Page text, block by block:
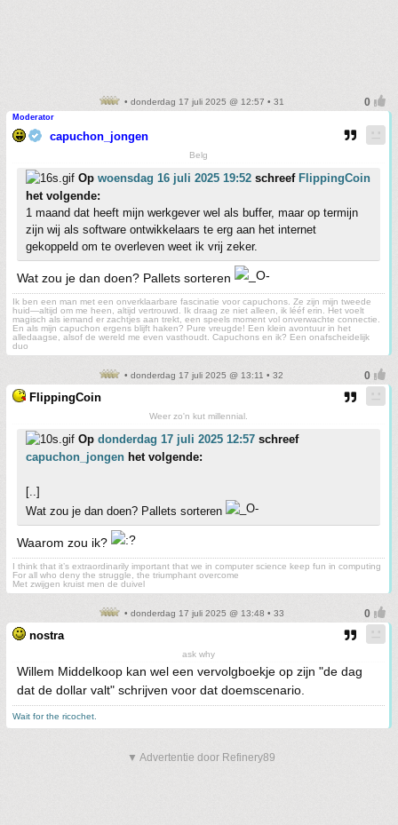
• donderdag 17 juli 2025 @ 12:57 • 31
Moderator
capuchon_jongen
Belg
Op woensdag 16 juli 2025 19:52 schreef FlippingCoin
het volgende:
1 maand dat heeft mijn werkgever wel als buffer, maar op termijn
zijn wij als software ontwikkelaars te erg aan het internet
gekoppeld om te overleven weet ik vrij zeker.
Wat zou je dan doen? Pallets sorteren
Ik ben een man met een onverklaarbare fascinatie voor capuchons. Ze zijn mijn tweede
huid—altijd om me heen, altijd vertrouwd. Ik draag ze niet alleen, ik lééf erin. Het voelt
magisch als iemand er zachtjes aan trekt, een speels moment vol onverwachte connectie.
En als mijn capuchon ergens blijft haken? Pure vreugde! Een klein avontuur in het
alledaagse, alsof de wereld me even vasthoudt. Capuchons en ik? Een onafscheidelijk
duo
• donderdag 17 juli 2025 @ 13:11 • 32
FlippingCoin
Weer zo'n kut millennial.
Op donderdag 17 juli 2025 12:57 schreef
capuchon_jongen het volgende:
[..]
Wat zou je dan doen? Pallets sorteren
Waarom zou ik?
I think that it’s extraordinarily important that we in computer science keep fun in computing
For all who deny the struggle, the triumphant overcome
Met zwijgen kruist men de duivel
• donderdag 17 juli 2025 @ 13:48 • 33
nostra
ask why
Willem Middelkoop kan wel een vervolgboekje op zijn "de dag
dat de dollar valt" schrijven voor dat doemscenario.
Wait for the ricochet.
▼ Advertentie door Refinery89